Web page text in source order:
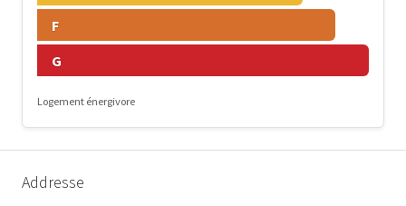
F
G
Logement énergivore
Addresse